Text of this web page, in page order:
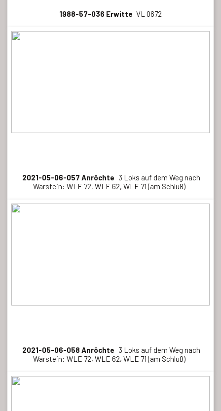
1988-57-036 Erwitte VL 0672
2021-05-06-057 Anröchte 3 Loks auf dem Weg nach
Warstein: WLE 72, WLE 62, WLE 71 (am Schluß)
2021-05-06-058 Anröchte 3 Loks auf dem Weg nach
Warstein: WLE 72, WLE 62, WLE 71 (am Schluß)